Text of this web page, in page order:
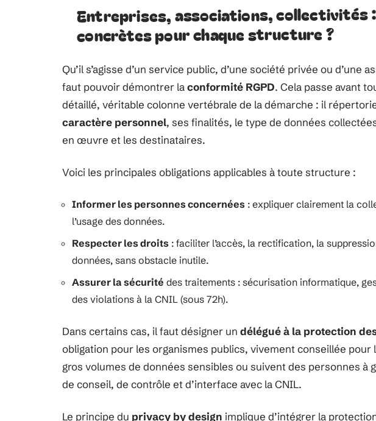
Entreprises, associations, collectivités
concrètes pour chaque structure ?
Qu’il s’agisse d’un service public, d’une société privée ou d’une
faut pouvoir démontrer laconformité RGPD. Cela passe avant
détaillé, véritable colonne vertébrale de la démarche : il
caractère personnel, ses finalités, le type de données
en œuvre et les destinataires.
Voici les principales obligations applicables à toute structure :
Informer les personnes concernées : expliquer clairement la
l’usage des données.
Respecter les droits : faciliter l’accès, la rectification, la
données, sans obstacle inutile.
Assurer la sécurité des traitements : sécurisation informatique,
des violations à la CNIL (sous 72h).
Dans certains cas, il faut désigner un délégué à la protection
obligation pour les organismes publics, vivement conseillée
gros volumes de données sensibles ou suivent des personnes à
de conseil, de contrôle et d’interface avec la CNIL.
Le principe du privacy by design implique d’intégrer la